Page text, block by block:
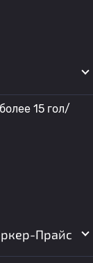
15 гол/
Прайс